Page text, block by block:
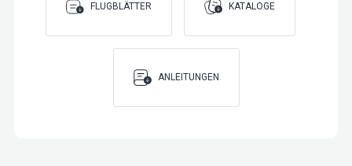
FLUGBLÄTTER KATALOGE
ANLEITUNGEN